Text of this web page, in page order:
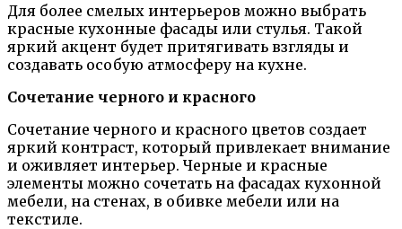
Для более смелых интерьеров можно выбрать
красные кухонные фасады или стулья. Такой
яркий акцент будет притягивать взгляды и
создавать особую атмосферу на кухне.
Сочетание черного и красного
Сочетание черного и красного цветов создает
яркий контраст, который привлекает внимание
и оживляет интерьер. Черные и красные
элементы можно сочетать на фасадах кухонной
мебели, на стенах, в обивке мебели или на
текстиле.